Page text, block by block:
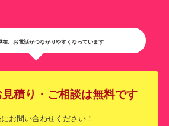
在、お電話がつながりやすくなっています
積り・ご相談は無料です
お問い合わせください！